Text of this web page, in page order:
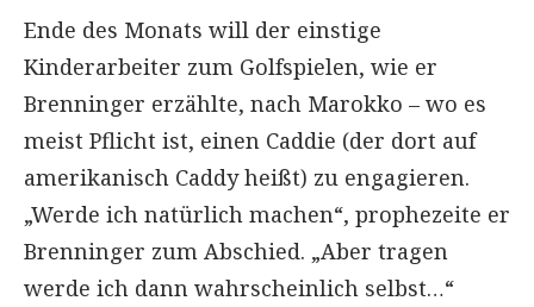
Ende des Monats will der einstige
Kinderarbeiter zum Golfspielen, wie er
Brenninger erzählte, nach Marokko – wo es
meist Pflicht ist, einen Caddie (der dort auf
amerikanisch Caddy heißt) zu engagieren.
„Werde ich natürlich machen“, prophezeite er
Brenninger zum Abschied. „Aber tragen
werde ich dann wahrscheinlich selbst…“